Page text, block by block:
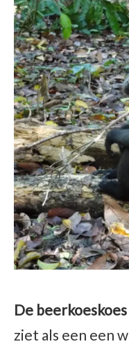
De beerkoeskoes
ziet als een een